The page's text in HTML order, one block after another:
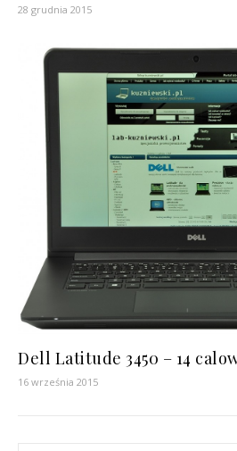
28 grudnia 2015
Dell Latitude 3450 – 14
16 września 2015